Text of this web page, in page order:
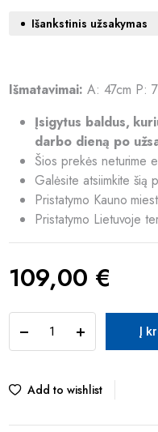
Išankstinis užsakymas
Išmatavimai: A: 47cm P:
Įsigytus baldus,
darbo dieną po
Šios prekės neturime
Galėsite atsiimkite
Pristatymo Kauno
Pristatymo Lietuvoje
109,00 €
HYGA
02
dėžė-
quantity
Į
Add to wishlist